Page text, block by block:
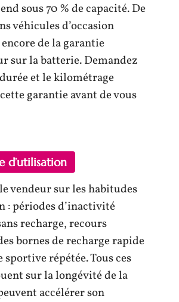
sous 70 % de capacité. De
véhicules d’occasion
de la garantie
sur la batterie. Demandez
et le kilométrage
garantie avant de vous
d’utilisation
vendeur sur les habitudes
: périodes d’inactivité
recharge, recours
bornes de recharge rapide
répétée. Tous ces
sur la longévité de la
accélérer son